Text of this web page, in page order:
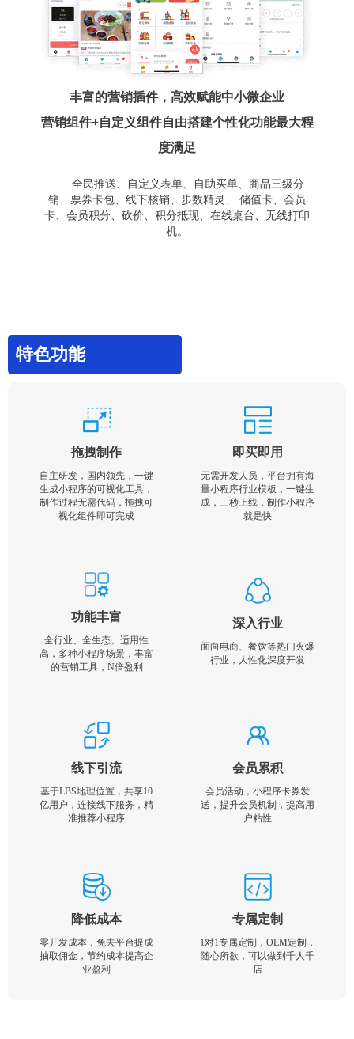
丰富的营销插件，高效赋能中小微企业
营销组件+自定义组件自由搭建个性化功能最大程
度满足
全民推送、自定义表单、自助买单、商品三级分
销、票券卡包、线下核销、步数精灵、 储值卡、会员
卡、会员积分、砍价、积分抵现、在线桌台、无线打印
机。
特色功能
拖拽制作
自主研发，国内领先，一键
生成小程序的可视化工具，
制作过程无需代码，拖拽可
视化组件即可完成
即买即用
无需开发人员，平台拥有海
量小程序行业模板，一键生
成，三秒上线，制作小程序
就是快
功能丰富
全行业、全生态、适用性
高，多种小程序场景，丰富
的营销工具，N倍盈利
深入行业
面向电商、餐饮等热门火爆
行业，人性化深度开发
线下引流
基于LBS地理位置，共享10
亿用户，连接线下服务，精
准推荐小程序
会员累积
会员活动，小程序卡券发
送，提升会员机制，提高用
户粘性
降低成本
零开发成本，免去平台提成
抽取佣金，节约成本提高企
业盈利
专属定制
1对1专属定制，OEM定制，
随心所欲，可以做到千人千
店